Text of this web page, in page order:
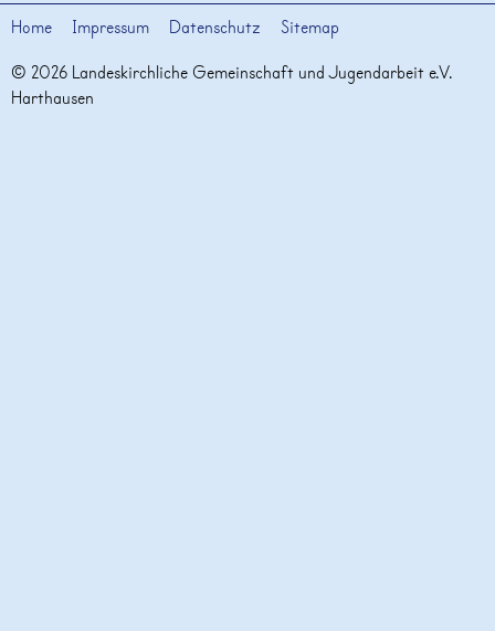
Termine
Altpapier
Home Impressum Datenschutz
Sitemap
© 2026 Landeskirchliche Gemeinschaft und Jugendarbeit e.V.
Harthausen